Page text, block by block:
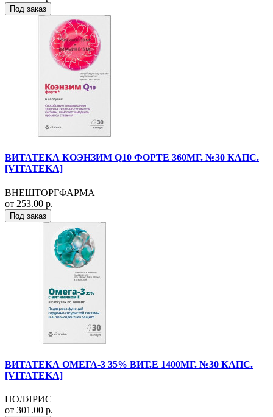
Под заказ
ВИТАТЕКА КОЭНЗИМ Q10 ФОРТЕ 360МГ. №30 КАПС.
[VITATEKA]
ВНЕШТОРГФАРМА
от 253.00 р.
Под заказ
ВИТАТЕКА ОМЕГА-3 35% ВИТ.Е 1400МГ. №30 КАПС.
[VITATEKA]
ПОЛЯРИС
от 301.00 р.